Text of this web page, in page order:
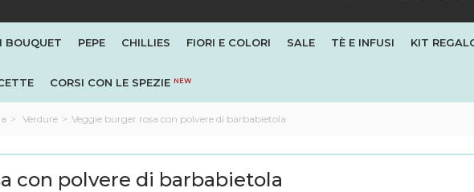
I BOUQUET PEPE CHILLIES FIORI E COLORI SALE TÈ E INFUSI KIT
CORSI CON LE SPEZIE NEW
> Verdure > Veggie burger rosa con polvere di barbabietola
con polvere di barbabietola